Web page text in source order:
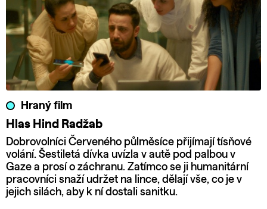
Hraný film
Hlas Hind Radžab
Dobrovolníci Červeného půlměsíce přijímají tísňové
volání. Šestiletá dívka uvízla v autě pod palbou v
Gaze a prosí o záchranu. Zatímco se ji humanitární
pracovníci snaží udržet na lince, dělají vše, co je v
jejich silách, aby k ní dostali sanitku.